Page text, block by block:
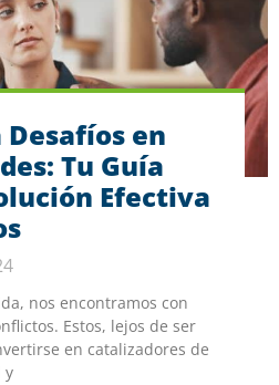
en
Tu Guía
Efectiva
nos encontramos con
Estos, lejos de ser
en catalizadores de
y